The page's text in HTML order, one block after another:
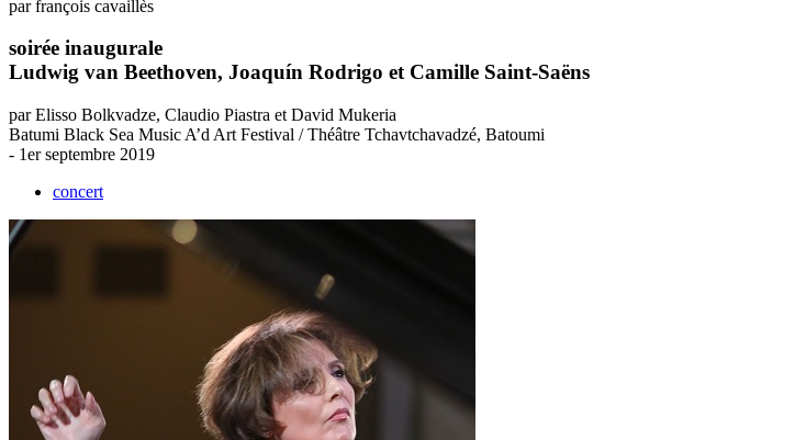
par françois cavaillès
soirée inaugurale
Ludwig van Beethoven, Joaquín Rodrigo et Camille Saint-Saëns
par Elisso Bolkvadze, Claudio Piastra et David Mukeria
Batumi Black Sea Music A’d Art Festival / Théâtre Tchavtchavadzé, Batoumi
- 1er septembre 2019
concert